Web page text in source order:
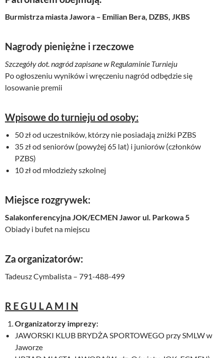
Burmistrza miasta Jawora – Emilian Bera, DZBS, JKBS
Nagrody pieniężne i rzeczowe
Szczegóły dot. nagród zapisane w Regulaminie Turnieju
Po ogłoszeniu wyników i wręczeniu nagród odbędzie się
losowanie premii
Wpisowe do turnieju od osoby:
50 zł od uczestników, którzy nie posiadają zniżki PZBS
35 zł od seniorów (powyżej 65 lat) i juniorów (członków
PZBS)
10 zł od młodzieży szkolnej
Miejsce rozgrywek:
SalakonferencyjnaJOK/ECMEN Jawor ul. Parkowa 5
Obiady i bufet na miejscu
Za organizatorów:
Tadeusz Cymbalista – 791-488-499
R E G U L A M I N
Organizatorzy imprezy:
JAWORSKI KLUB BRYDŻA SPORTOWEGO przy SMLW w
Jaworze